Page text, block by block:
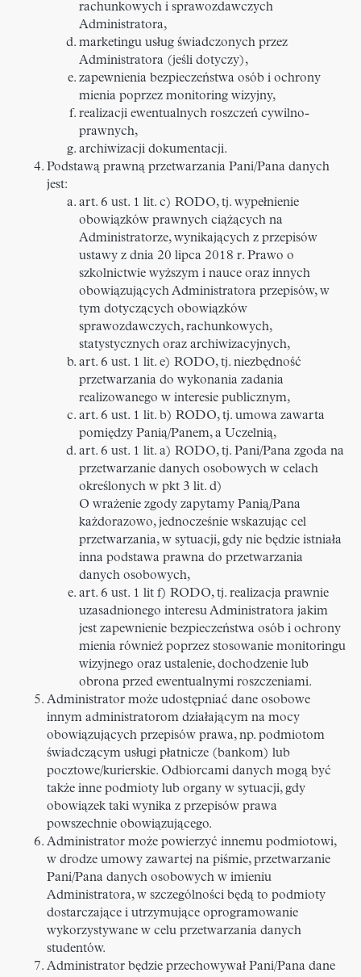
rachunkowych i sprawozdawczych
Administratora,
marketingu usług świadczonych przez
Administratora (jeśli dotyczy),
zapewnienia bezpieczeństwa osób i ochrony
mienia poprzez monitoring wizyjny,
realizacji ewentualnych roszczeń cywilno-
prawnych,
archiwizacji dokumentacji.
Podstawą prawną przetwarzania Pani/Pana danych
jest:
art. 6 ust. 1 lit. c) RODO, tj. wypełnienie
obowiązków prawnych ciążących na
Administratorze, wynikających z przepisów
ustawy z dnia 20 lipca 2018 r. Prawo o
szkolnictwie wyższym i nauce oraz innych
obowiązujących Administratora przepisów, w
tym dotyczących obowiązków
sprawozdawczych, rachunkowych,
statystycznych oraz archiwizacyjnych,
art. 6 ust. 1 lit. e) RODO, tj. niezbędność
przetwarzania do wykonania zadania
realizowanego w interesie publicznym,
art. 6 ust. 1 lit. b) RODO, tj. umowa zawarta
pomiędzy Panią/Panem, a Uczelnią,
art. 6 ust. 1 lit. a) RODO, tj. Pani/Pana zgoda na
przetwarzanie danych osobowych w celach
określonych w pkt 3 lit. d)
O wrażenie zgody zapytamy Panią/Pana
każdorazowo, jednocześnie wskazując cel
przetwarzania, w sytuacji, gdy nie będzie istniała
inna podstawa prawna do przetwarzania
danych osobowych,
art. 6 ust. 1 lit f) RODO, tj. realizacja prawnie
uzasadnionego interesu Administratora jakim
jest zapewnienie bezpieczeństwa osób i ochrony
mienia również poprzez stosowanie monitoringu
wizyjnego oraz ustalenie, dochodzenie lub
obrona przed ewentualnymi roszczeniami.
Administrator może udostępniać dane osobowe
innym administratorom działającym na mocy
obowiązujących przepisów prawa, np. podmiotom
świadczącym usługi płatnicze (bankom) lub
pocztowe/kurierskie. Odbiorcami danych mogą być
także inne podmioty lub organy w sytuacji, gdy
obowiązek taki wynika z przepisów prawa
powszechnie obowiązującego.
Administrator może powierzyć innemu podmiotowi,
w drodze umowy zawartej na piśmie, przetwarzanie
Pani/Pana danych osobowych w imieniu
Administratora, w szczególności będą to podmioty
dostarczające i utrzymujące oprogramowanie
wykorzystywane w celu przetwarzania danych
studentów.
Administrator będzie przechowywał Pani/Pana dane